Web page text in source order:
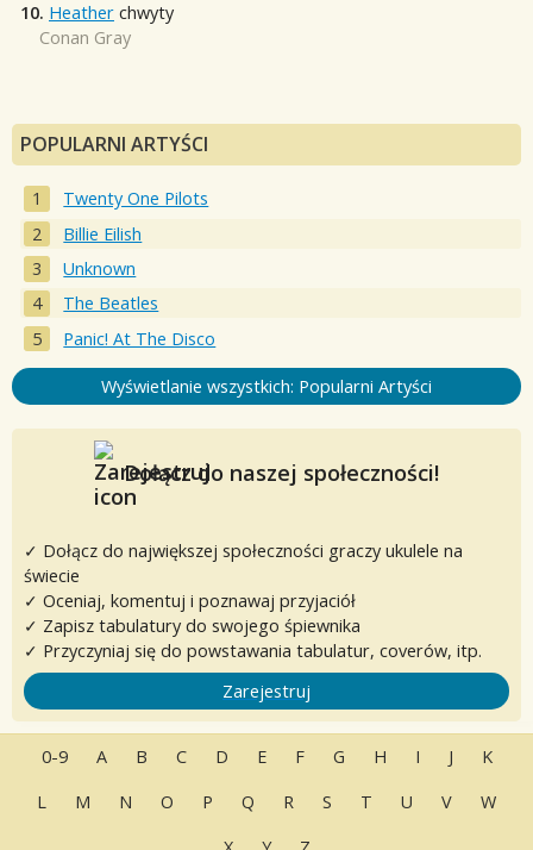
10. Heather chwyty
Conan Gray
POPULARNI ARTYŚCI
Twenty One Pilots
Billie Eilish
Unknown
The Beatles
Panic! At The Disco
Wyświetlanie wszystkich: Popularni Artyści
Dołącz do naszej społeczności!
✓ Dołącz do największej społeczności graczy ukulele na
świecie
✓ Oceniaj, komentuj i poznawaj przyjaciół
✓ Zapisz tabulatury do swojego śpiewnika
✓ Przyczyniaj się do powstawania tabulatur, coverów, itp.
Zarejestruj
0-9 A B C D E F G H I J
K
L
M N O P Q R S T U V
W